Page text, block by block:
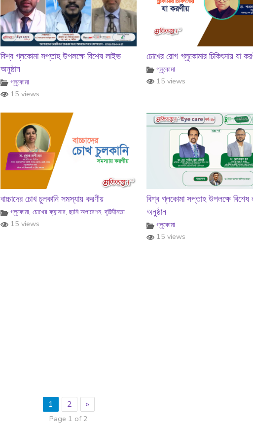
বিশ্ব গ্লকোমা সপ্তাহ উপলক্ষে বিশেষ লাইভ
অনুষ্ঠান
গ্লুকোমা
15 views
চোখের রোগ গ্লুকোমার চিকিৎসায় যা
গ্লুকোমা
15 views
বাচ্চাদের চোখ চুলকানি সমস্যায় করণীয়
গ্লুকোমা, চোখের ক্যান্সার, ছানি অপারেশন,দৃষ্টিহীনতা
15 views
বিশ্ব গ্লকোমা সপ্তাহ উপলক্ষে বিশেষ
অনুষ্ঠান
গ্লুকোমা
15 views
1 2 »
Page 1 of 2